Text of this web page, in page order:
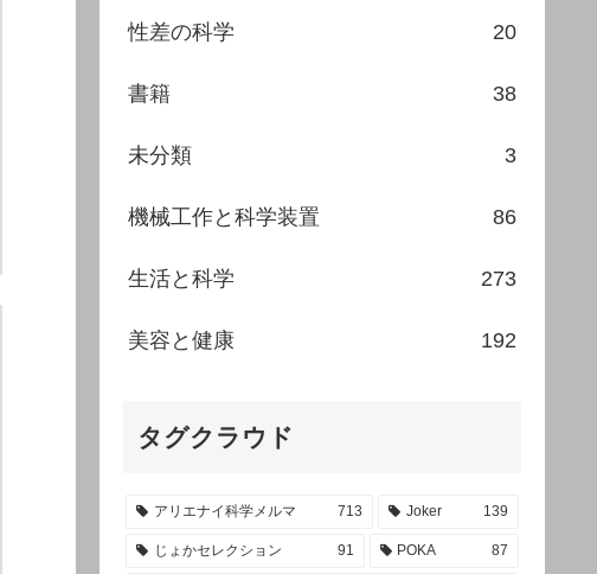
性差の科学 20
書籍 38
未分類 3
機械工作と科学装置 86
生活と科学 273
美容と健康 192
タグクラウド
アリエナイ科学メルマ 713 Joker 139
じょかセレクション 91 POKA 87